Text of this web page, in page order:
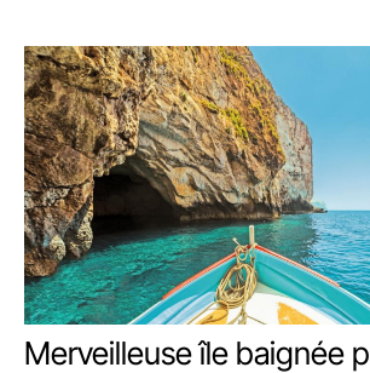
Merveilleuse île baignée